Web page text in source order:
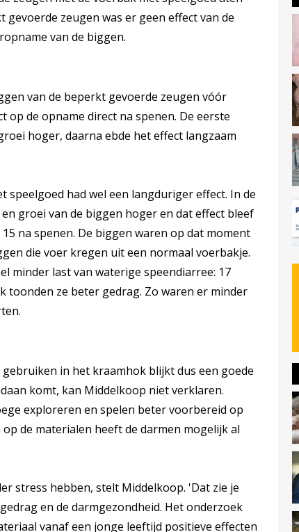
zeugen was er geen effect van de
van de biggen.
van de beperkt gevoerde zeugen vóór
op de opname direct na spenen. De eerste
hoger, daarna ebde het effect langzaam
speelgoed had wel een langduriger effect. In de
groei van de biggen hoger en dat effect bleef
na spenen. De biggen waren op dat moment
die voer kregen uit een normaal voerbakje.
minder last van waterige speendiarree: 17
toonden ze beter gedrag. Zo waren er minder
in het kraamhok blijkt dus een goede
komt, kan Middelkoop niet verklaren.
exploreren en spelen beter voorbereid op
de materialen heeft de darmen mogelijk al
stress hebben, stelt Middelkoop. 'Dat zie je
en de darmgezondheid. Het onderzoek
vanaf een jonge leeftijd positieve effecten